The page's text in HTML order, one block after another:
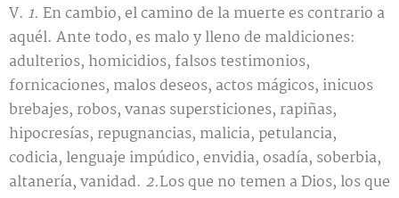
V. 1. En cambio, el camino de la muerte es contrario a
aquél. Ante todo, es malo y lleno de maldiciones:
adulterios, homicidios, falsos testimonios,
fornicaciones, malos deseos, actos mágicos, inicuos
brebajes, robos, vanas supersticiones, rapiñas,
hipocresías, repugnancias, malicia, petulancia,
codicia, lenguaje impúdico, envidia, osadía, soberbia,
altanería, vanidad. 2.Los que no temen a Dios, los que